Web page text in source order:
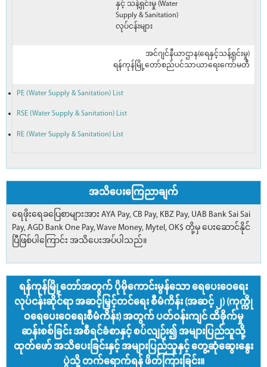
နှင့် သန့်ရှင်းမှု (Water
Supply & Sanitation)
လုပ်ငန်းများ
အင်ဂျင်နီယာဌာန(ရေနှင့်သန့်ရှင်းမှု)
ရန်ကုန်မြို့တော်စည်ပင်သာယာရေးကော်မတီ
PE (Water Supply & Sanitation) List
RSE (Water Supply & Sanitation) List
RE (Water Supply & Sanitation) List
အသိပေးကြေညာချက်
ရေဖိုးရေခပြေစာများအား AYA Pay, CB Pay, KBZ Pay, UAB Bank Sai Sai
Pay, AGD Bank One Pay, Wave Money, Mytel, OK$ တို့မှ ပေးဆောင်နိုင်
ပြီဖြစ်ပါကြောင်း အသိပေးအပ်ပါသည်။
ရန်ကုန်မြို့တော်အတွက် ပိုမိုကောင်းမွန်သော ရေပေးဝေရေး
လုပ်ငန်းဆိုင်ရာ အဆင့်မြှင့်တင်ရေး စီမံကိန်း (အဆင့် ၂) (ကုက္ကို
ဝရေပေးဝေရေးစီမံကိန်း) အတွက် ပတ်ဝန်းကျင် ထိခိုက်မှု
ဆန်းစစ်ခြင်း အစီရင်ခံစာနှင့် စပ်လျဉ်း၍ အများပြည်သူသို့
ထုတ်ဖော် အသိပေးခြင်းနှင့် အများပြည်သူနှင့် တွေ့ဆုံဆွေးနွေး
ပွဲသို့ တက်ရောက်ရန် ဖိတ်ကြားခြင်း။